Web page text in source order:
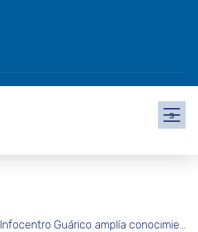
s
Infocentro Guárico amplía conocimientos sobre electrónica de los semilleros científicos